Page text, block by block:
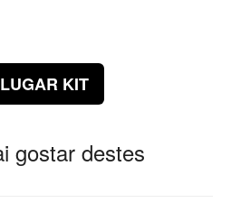
KIT
gostar destes